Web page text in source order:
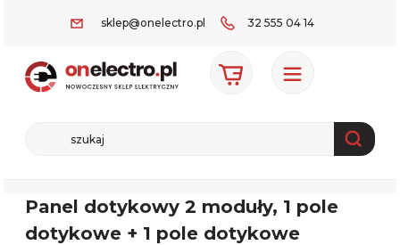
sklep@onelectro.pl 32 555 04 14
Panel dotykowy 2 moduły, 1 pole
dotykowe + 1 pole dotykowe